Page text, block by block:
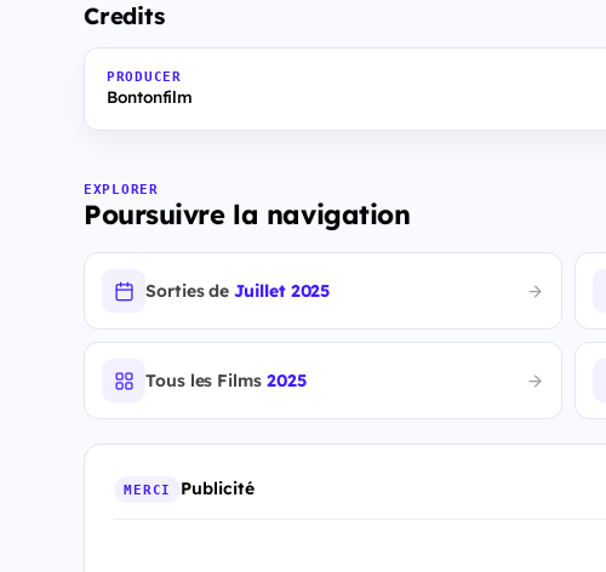
Credits
PRODUCER
Bontonfilm
EXPLORER
Poursuivre la navigation
Sorties deJuillet 2025
Tous les Films 2025
MERCI Publicité